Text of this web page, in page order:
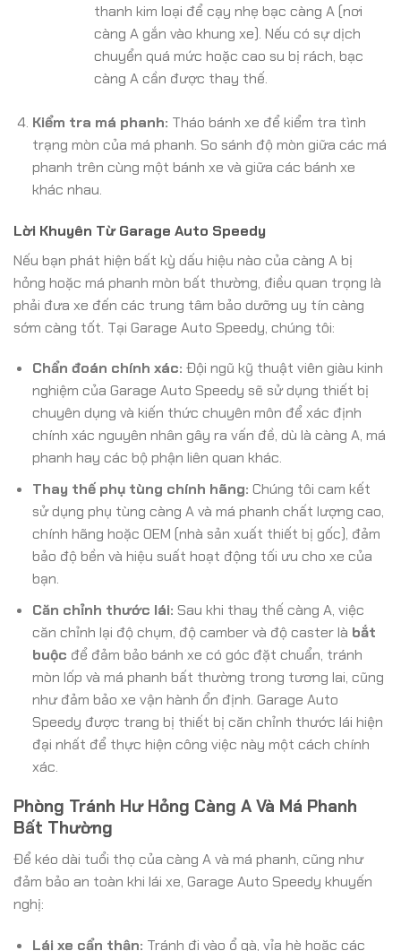
thanh kim loại để cạy nhẹ bạc càng A (nơi
càng A gắn vào khung xe). Nếu có sự dịch
chuyển quá mức hoặc cao su bị rách, bạc
càng A cần được thay thế.
Kiểm tra má phanh: Tháo bánh xe để kiểm tra tình
trạng mòn của má phanh. So sánh độ mòn giữa các má
phanh trên cùng một bánh xe và giữa các bánh xe
khác nhau.
Lời Khuyên Từ Garage Auto Speedy
Nếu bạn phát hiện bất kỳ dấu hiệu nào của càng A bị
hỏng hoặc má phanh mòn bất thường, điều quan trọng là
phải đưa xe đến các trung tâm bảo dưỡng uy tín càng
sớm càng tốt. Tại Garage Auto Speedy, chúng tôi:
Chẩn đoán chính xác: Đội ngũ kỹ thuật viên giàu kinh
nghiệm của Garage Auto Speedy sẽ sử dụng thiết bị
chuyên dụng và kiến thức chuyên môn để xác định
chính xác nguyên nhân gây ra vấn đề, dù là càng A, má
phanh hay các bộ phận liên quan khác.
Thay thế phụ tùng chính hãng: Chúng tôi cam kết
sử dụng phụ tùng càng A và má phanh chất lượng cao,
chính hãng hoặc OEM (nhà sản xuất thiết bị gốc), đảm
bảo độ bền và hiệu suất hoạt động tối ưu cho xe của
bạn.
Căn chỉnh thước lái: Sau khi thay thế càng A, việc
căn chỉnh lại độ chụm, độ camber và độ caster là bắt
buộc để đảm bảo bánh xe có góc đặt chuẩn, tránh
mòn lốp và má phanh bất thường trong tương lai, cũng
như đảm bảo xe vận hành ổn định. Garage Auto
Speedy được trang bị thiết bị căn chỉnh thước lái hiện
đại nhất để thực hiện công việc này một cách chính
xác.
Phòng Tránh Hư Hỏng Càng A Và Má Phanh
Bất Thường
Để kéo dài tuổi thọ của càng A và má phanh, cũng như
đảm bảo an toàn khi lái xe, Garage Auto Speedy khuyến
nghị:
Lái xe cẩn thận: Tránh đi vào ổ gà, vỉa hè hoặc các